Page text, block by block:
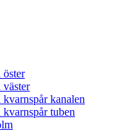
öster
väster
kanalen
tuben